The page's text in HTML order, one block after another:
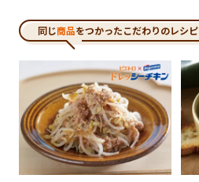
同じ商品をつかったこだわりのレシピ